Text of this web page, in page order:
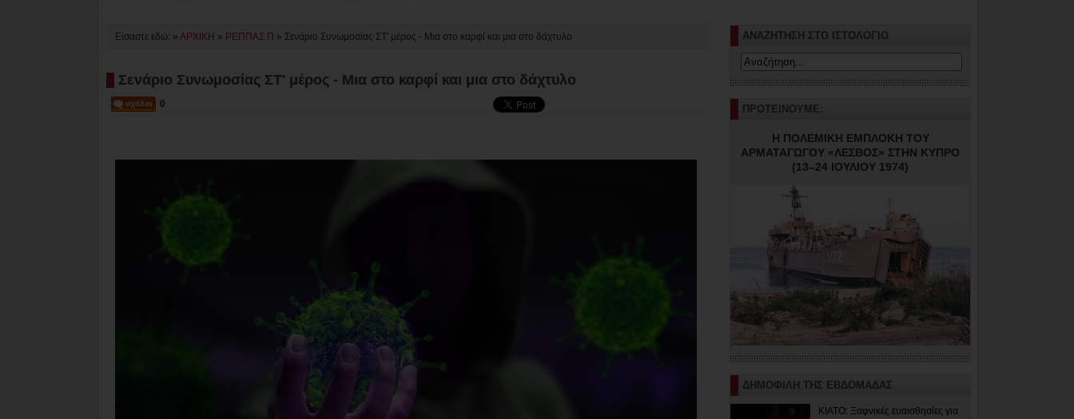
Είσαστε εδώ: » ΑΡΧΙΚΗ » ΡΕΠΠΑΣ Π » Σενάριο Συνωμοσίας ΣΤ' μέρος - Μια στο καρφί και μια στο δάχτυλο
Σενάριο Συνωμοσίας ΣΤ' μέρος - Μια στο καρφί και μια στο δάχτυλο
0
ΑΝΑΖΗΤΗΣΗ ΣΤΟ ΙΣΤΟΛΟΓΙΟ
ΠΡΟΤΕΙΝΟΥΜΕ:
Η ΠΟΛΕΜΙΚΗ ΕΜΠΛΟΚΗ ΤΟΥ
ΑΡΜΑΤΑΓΩΓΟΥ «ΛΕΣΒΟΣ» ΣΤΗΝ ΚΥΠΡΟ
(13–24 ΙΟΥΛΙΟΥ 1974)
ΔΗΜΟΦΙΛΗ ΤΗΣ ΕΒΔΟΜΑΔΑΣ
ΚΙΑΤΟ: Ξαφνικές ευαισθησίες για